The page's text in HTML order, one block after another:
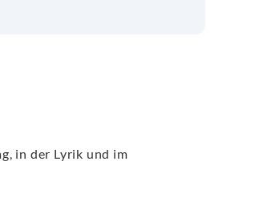
in der Lyrik und im